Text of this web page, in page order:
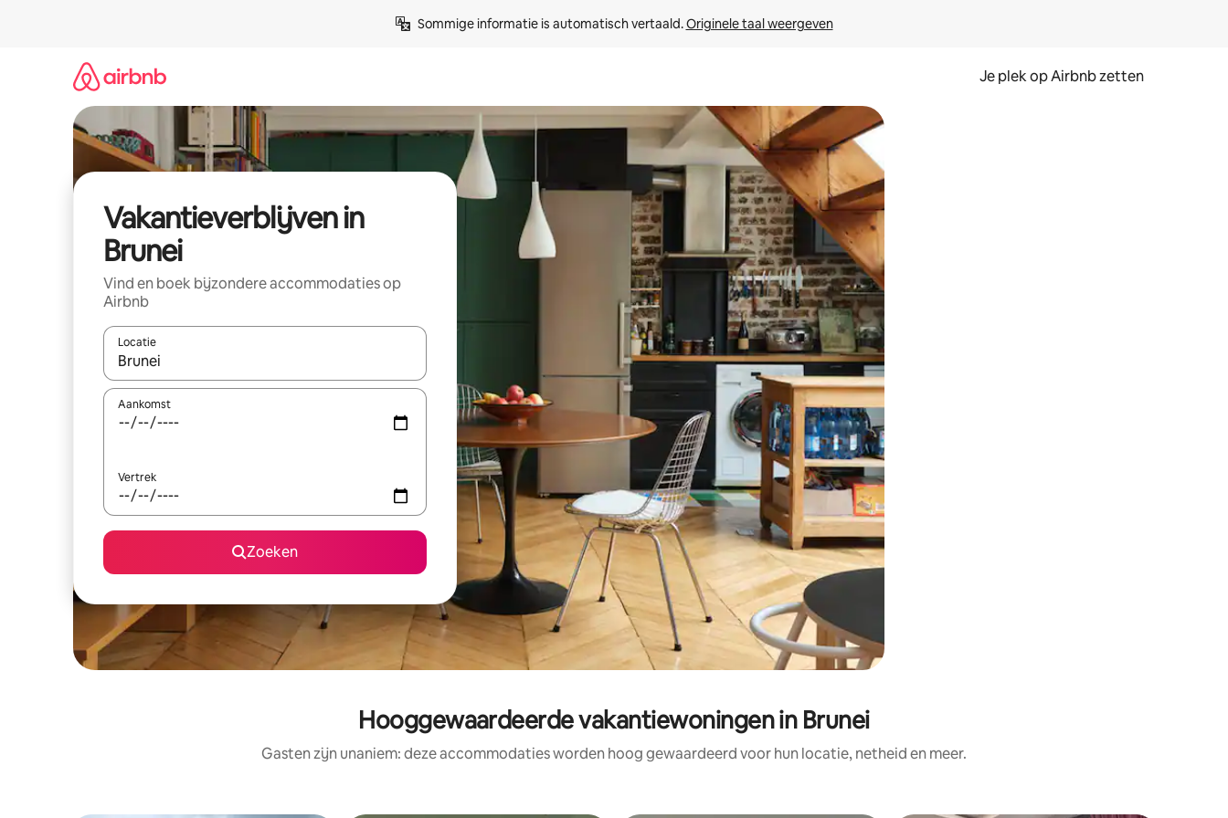
Sommige informatie is automatisch vertaald. Originele taal weergeven
Je plek op Airbnb zetten
Vakantieverblijven in
Brunei
Vind en boek bijzondere accommodaties op
Airbnb
Locatie
Wanneer er resultaten beschikbaar zijn, maak je een keuze met je de pijltjestoetsen omhoog en omlaag, óf door te tikken of swipen.
Aankomst
Vertrek
Zoeken
Hooggewaardeerde vakantiewoningen in Brunei
Gasten zijn unaniem: deze accommodaties worden hoog gewaardeerd voor hun locatie, netheid en meer.